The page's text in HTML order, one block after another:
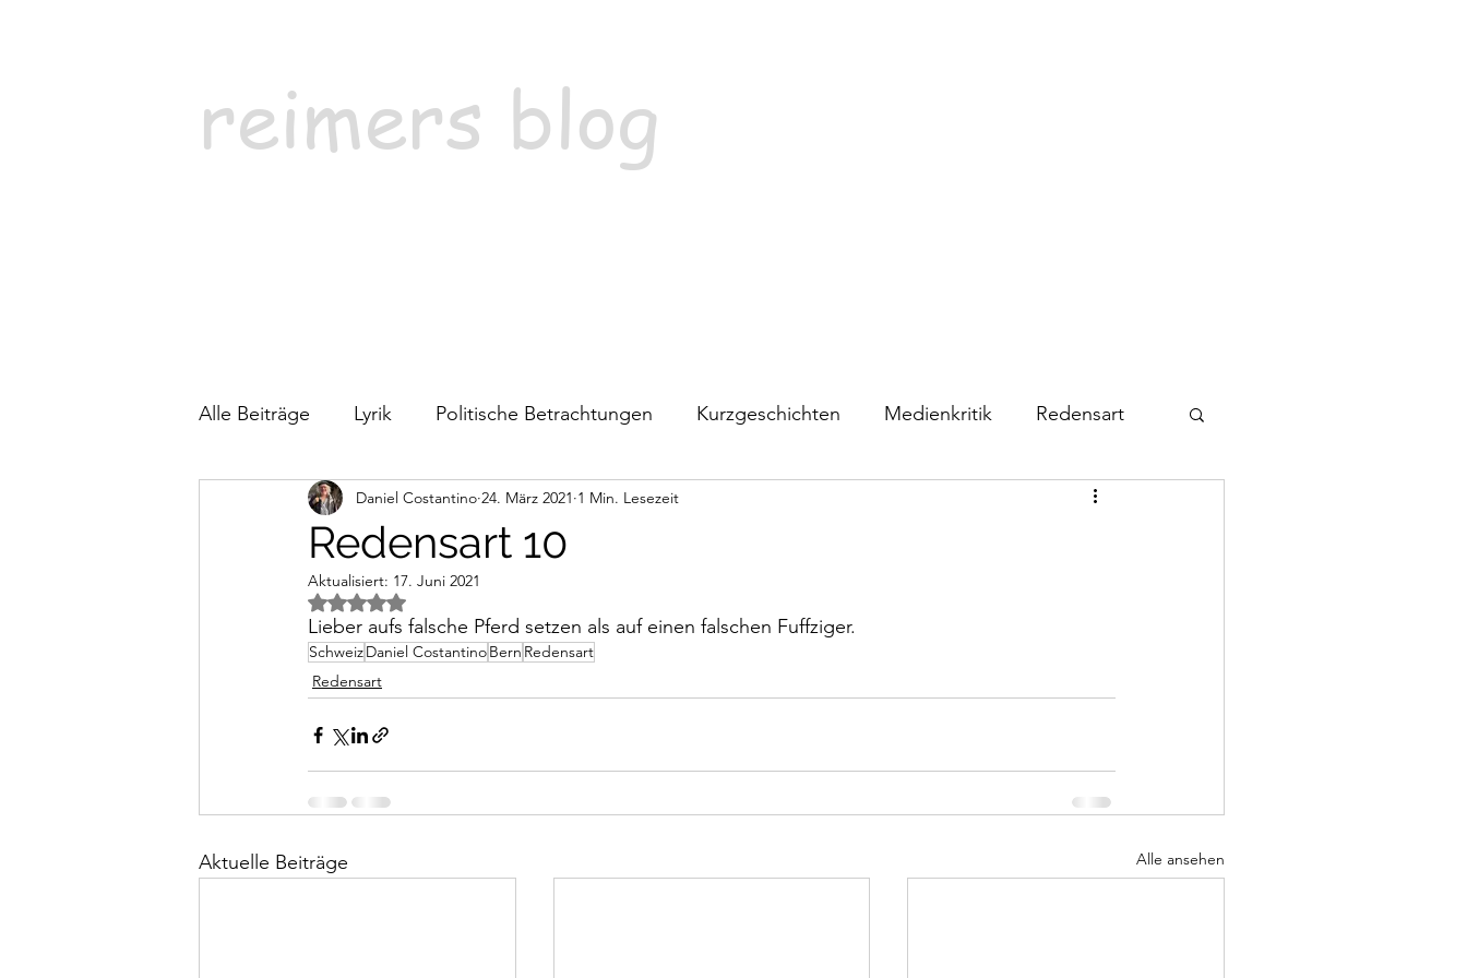
reimers blog
Alle Beiträge Lyrik Politische Betrachtungen Kurzgeschichten Medienkritik Redensart
Alltagsimpressionen Videos Gedanken
Redensart 10
Daniel Costantino 24. März 2021 1 Min. Lesezeit
Aktualisiert: 17. Juni 2021
Mit NaN von 5 Sternen bewertet.
Lieber aufs falsche Pferd setzen als auf einen falschen Fuffziger.
SchweizDaniel CostantinoBern Redensart
Redensart
Aktuelle Beiträge Alle ansehen